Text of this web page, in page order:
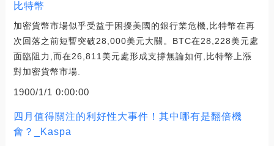
比特幣
加密貨幣市場似乎受益于困擾美國的銀行業危機,比特幣在再
次回落之前短暫突破28,000美元大關。BTC在28,228美元處
面臨阻力,而在26,811美元處形成支撐無論如何,比特幣上漲
對加密貨幣市場.
1900/1/1 0:00:00
四月值得關注的利好性大事件！其中哪有是翻倍機
會？_Kaspa